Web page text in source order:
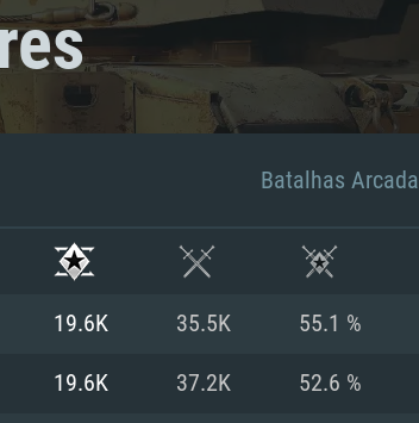
Batalhas Arcada
19.6K 35.5K 55.1 %
19.6K 37.2K 52.6 %